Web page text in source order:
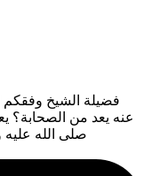
فضيلة الشيخ وفقكم
عنه يعد من الصحابة؟
صلى الله